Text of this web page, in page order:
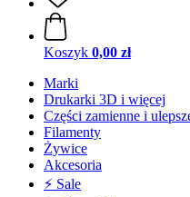
Koszyk 0,00 zł
Marki
Drukarki 3D i więcej
Części zamienne i
Filamenty
Żywice
Akcesoria
⚡ Sale